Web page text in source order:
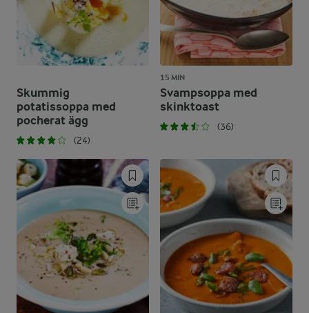
Skummig
potatissoppa med
pocherat ägg
(24)
15 MIN
Svampsoppa med
skinktoast
(36)